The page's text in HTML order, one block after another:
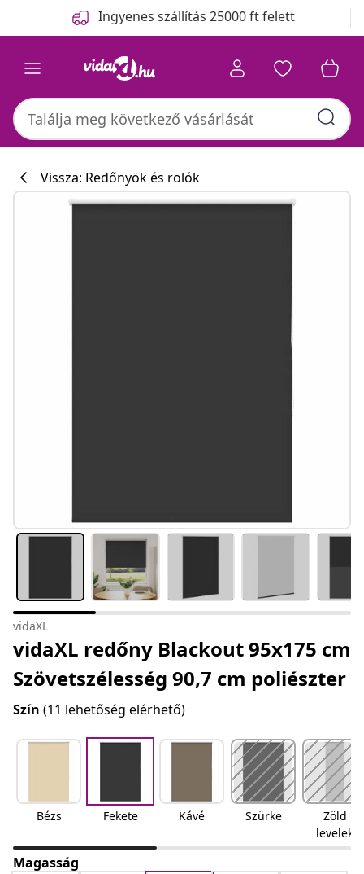
Ingyenes szállítás 25000 ft felett
Vissza: Redőnyök és rolók
vidaXL
vidaXL redőny Blackout 95x175 cm
Szövetszélesség 90,7 cm poliészter
Szín (11 lehetőség elérhető)
Bézs Fekete Kávé Szürke
Zöld
levelek
Magasság